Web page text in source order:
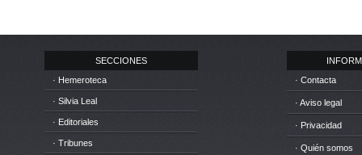
SECCIONES
· Hemeroteca
· Silvia Leal
· Editoriales
· Tribunes
· Contacta
· Aviso legal
· Privacidad
· Quién somos